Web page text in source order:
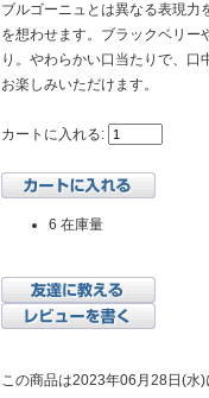
ブルゴーニュとは異なる表現力
を想わせます。ブラックベリー
り。やわらかい口当たりで、
お楽しみいただけます。
カートに入れる:
6 在庫量
この商品は2023年06月28日(水